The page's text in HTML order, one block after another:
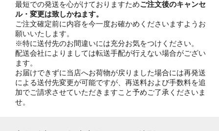
最短での発送を心がけておりますためご注文後のキャンセ
ル・変更は致しかねます。
ご注文確定前に内容を今一度お確かめくださいますようお
願いいたします。
※特に送付先のお間違いには充分お気をつけください。
配送会社によりましては転送手配が行えない場合がござい
ます。
お届けできずに当店へお荷物が戻りました場合には再発送
による送付先変更が可能ですが、再送料および手数料を追
加でご請求させていただきますこと予めご了承くださいま
せ。